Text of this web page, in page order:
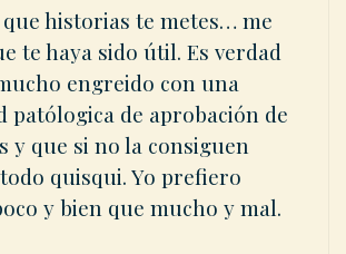
que historias te metes… me
te haya sido útil. Es verdad
engreido con una
patólogica de aprobación de
y que si no la consiguen
quisqui. Yo prefiero
y bien que mucho y mal.